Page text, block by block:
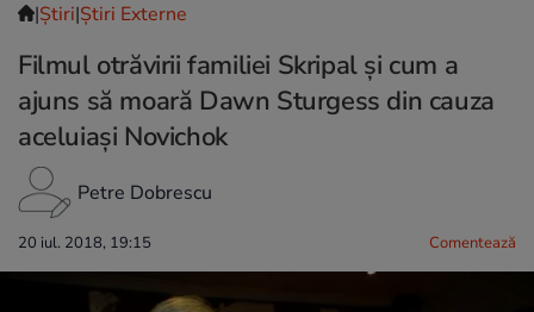
|Ştiri|Știri Externe
Filmul otrăvirii familiei Skripal și cum a
ajuns să moară Dawn Sturgess din cauza
aceluiași Novichok
Petre Dobrescu
20 iul. 2018, 19:15 Comentează